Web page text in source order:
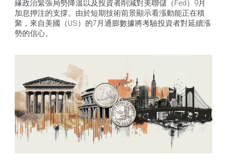
緣政治緊張局勢降溫以及投資者削減對美聯儲（Fed）9月
加息押注的支撐。由於短期技術前景顯示看漲動能正在積
聚，來自美國（US）的7月通膨數據將考驗投資者對延續漲
勢的信心。